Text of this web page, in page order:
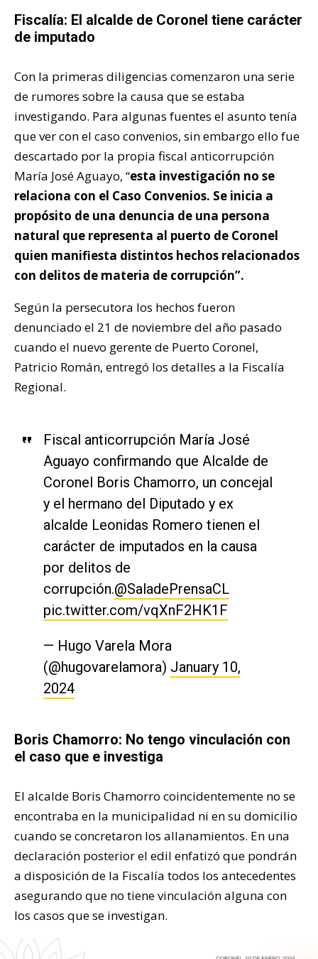
Fiscalía: El alcalde de Coronel tiene carácter
de imputado
Con la primeras diligencias comenzaron una serie
de rumores sobre la causa que se estaba
investigando. Para algunas fuentes el asunto tenía
que ver con el caso convenios, sin embargo ello fue
descartado por la propia fiscal anticorrupción
María José Aguayo, “esta investigación no se
relaciona con el Caso Convenios. Se inicia a
propósito de una denuncia de una persona
natural que representa al puerto de Coronel
quien manifiesta distintos hechos relacionados
con delitos de materia de corrupción”.
Según la persecutora los hechos fueron
denunciado el 21 de noviembre del año pasado
cuando el nuevo gerente de Puerto Coronel,
Patricio Román, entregó los detalles a la Fiscalía
Regional.
Fiscal anticorrupción María José
Aguayo confirmando que Alcalde de
Coronel Boris Chamorro, un concejal
y el hermano del Diputado y ex
alcalde Leonidas Romero tienen el
carácter de imputados en la causa
por delitos de
corrupción.@SaladePrensaCL
pic.twitter.com/vqXnF2HK1F
— Hugo Varela Mora
(@hugovarelamora) January 10,
2024
Boris Chamorro: No tengo vinculación con
el caso que e investiga
El alcalde Boris Chamorro coincidentemente no se
encontraba en la municipalidad ni en su domicilio
cuando se concretaron los allanamientos. En una
declaración posterior el edil enfatizó que pondrán
a disposición de la Fiscalía todos los antecedentes
asegurando que no tiene vinculación alguna con
los casos que se investigan.